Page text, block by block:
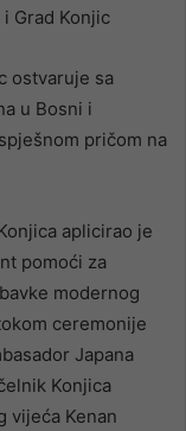
Grad Konjic
ostvaruje sa
u Bosni i
pričom na
aplicirao je
pomoći za
modernog
ceremonije
Japana
Konjica
vijeća Kenan